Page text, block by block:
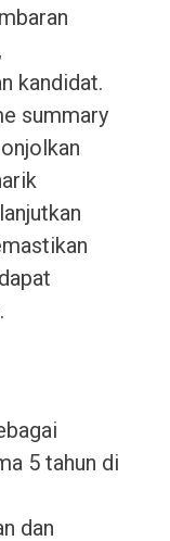
kandidat.
summary
5 tahun di
dan